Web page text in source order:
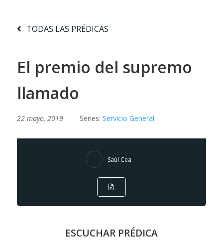
TODAS LAS PRÉDICAS
El premio del supremo
llamado
22 mayo, 2019 Series: Servicio General
Saúl Cea
ESCUCHAR PRÉDICA